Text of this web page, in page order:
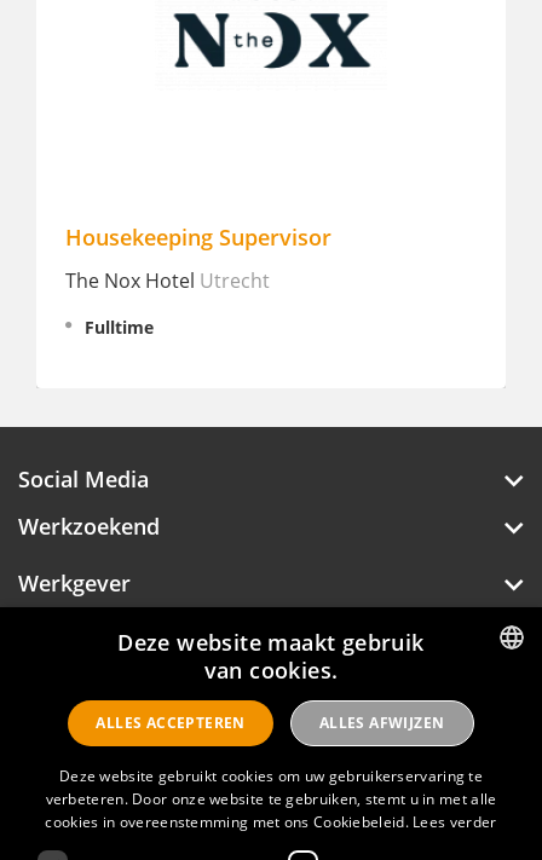
Housekeeping Supervisor
The Nox Hotel Utrecht
Fulltime
Social Media
Werkzoekend
Werkgever
Over Hotelprofessionals
Hotelprofessionals
FAQ
DUTCH
ENGLISH
Deze website maakt gebruik
van cookies.
Deze website gebruikt cookies om uw gebruikerservaring te
verbeteren. Door onze website te gebruiken, stemt u in met alle
cookies in overeenstemming met ons Cookiebeleid. Lees verder
ALLES ACCEPTEREN ALLES AFWIJZEN